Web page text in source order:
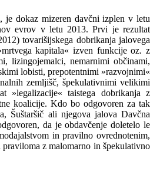
dokaz mizeren davčni izplen v letu
evrov v letu 2013. Prvi je rezultat
tovarišijskega dobrikanja jalovega
kapitala« izven funkcije oz. z
lizingojemalci, nemarnimi občinami,
lobisti, prepotentnimi »razvojnimi«
zemljišč, špekulativnimi velikimi
»legalizacije« taistega dobrikanja z
koalicije. Kdo bo odgovoren za tak
Šuštaršič ali njegova jalova Davčna
da je obdavčenje doletelo le
in pravilno ovrednotenim,
praviloma z malomarno in špekulativno